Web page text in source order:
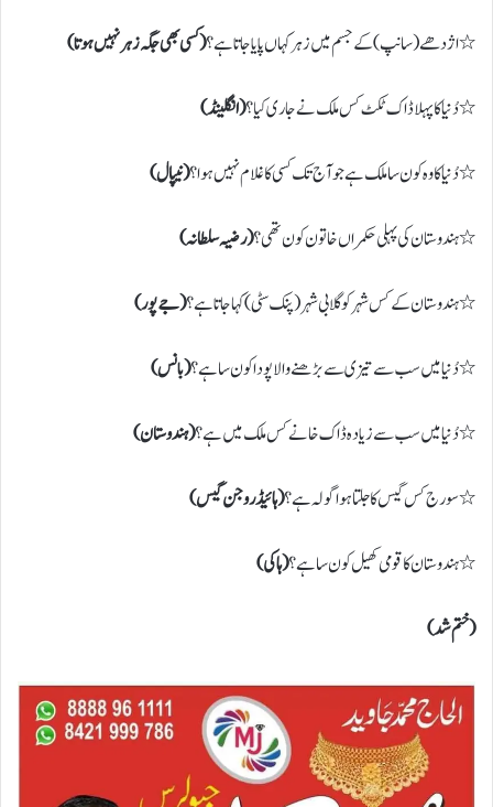
٭ اژدھے ( سانپ) کے جسم میں زہر کہاں پایا جاتا ہے؟( کسی بھی جگہ زہر نہیں ہوتا)
٭ دُنیا کا پہلا ڈاک ٹکٹ کس ملک نے جاری کیا؟( انگلینڈ)
٭ دُنیا کا وہ کون سا ملک ہے جو آج تک کسی کا غلام نہیں ہوا؟( نیپال)
٭ ہندوستان کی پہلی حکمراں خاتون کون تھی؟( رضیہ سلطانہ)
٭ ہندوستان کے کس شہر کو گلابی شہر ( پنک سٹی) کہا جاتا ہے؟( جے پور)
٭ دُنیا میں سب سے تیزی سے بڑھنے والا پودا کون سا ہے؟( بانس)
٭ دُنیا میں سب سے زیادہ ڈاک خانے کس ملک میں ہے؟( ہندوستان)
٭ سورج کس گیس کا جلتا ہوا گولہ ہے؟( ہائیڈروجن گیس)
٭ ہندوستان کا قومی کھیل کون سا ہے؟( ہاکی)
(ختم شد)